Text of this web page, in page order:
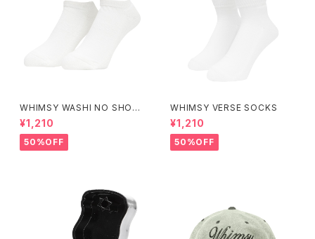
WHIMSY WASHI NO SHOW
SOCKS
¥1,210
50%OFF
WHIMSY VERSE SOCKS
¥1,210
50%OFF